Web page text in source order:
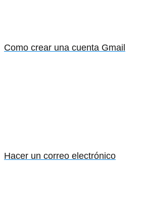
Como crear una cuenta Gmail
Hacer un correo electrónico